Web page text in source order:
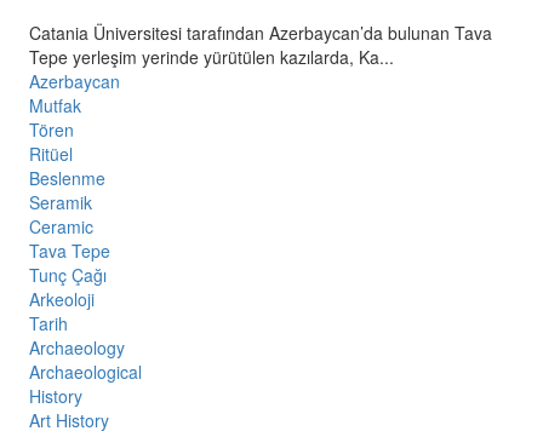
Catania Üniversitesi tarafından Azerbaycan’da bulunan Tava
Tepe yerleşim yerinde yürütülen kazılarda, Ka...
Azerbaycan
Mutfak
Tören
Ritüel
Beslenme
Seramik
Ceramic
Tava Tepe
Tunç Çağı
Arkeoloji
Tarih
Archaeology
Archaeological
History
Art History